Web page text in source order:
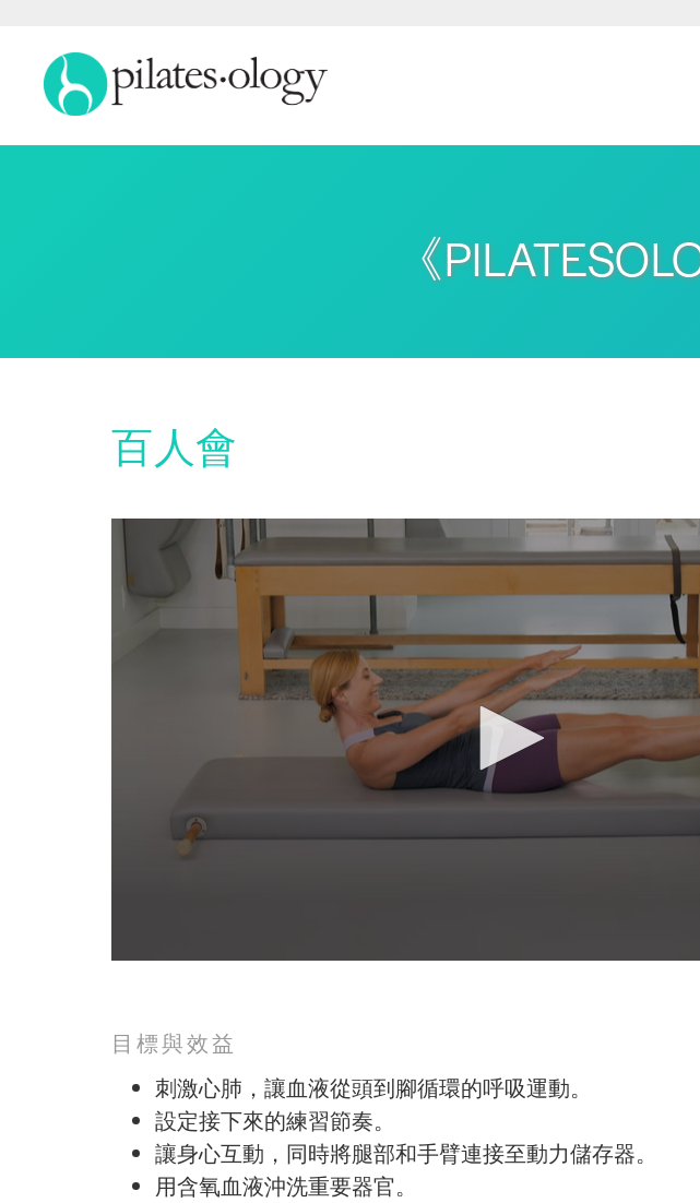
《
百人會
目標與效益
刺激心肺，讓血液從頭到腳循環的呼吸運動。
設定接下來的練習節奏。
讓身心互動，同時將腿部和手臂連接至動力儲存器。
用含氧血液沖洗重要器官。